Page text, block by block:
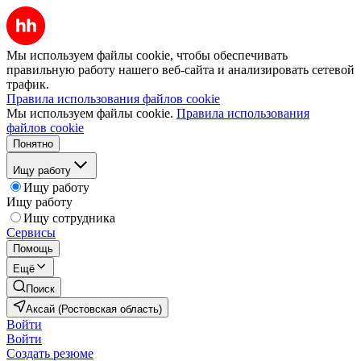
Мы используем файлы cookie, чтобы обеспечивать
правильную работу нашего веб-сайта и анализировать сетевой
трафик.
Правила использования файлов cookie
Мы используем файлы cookie. Правила использования
файлов cookie
Понятно
Ищу работу
Ищу работу
Ищу работу
Ищу сотрудника
Сервисы
Помощь
Ещё
Поиск
Аксай (Ростовская область)
Войти
Войти
Создать резюме